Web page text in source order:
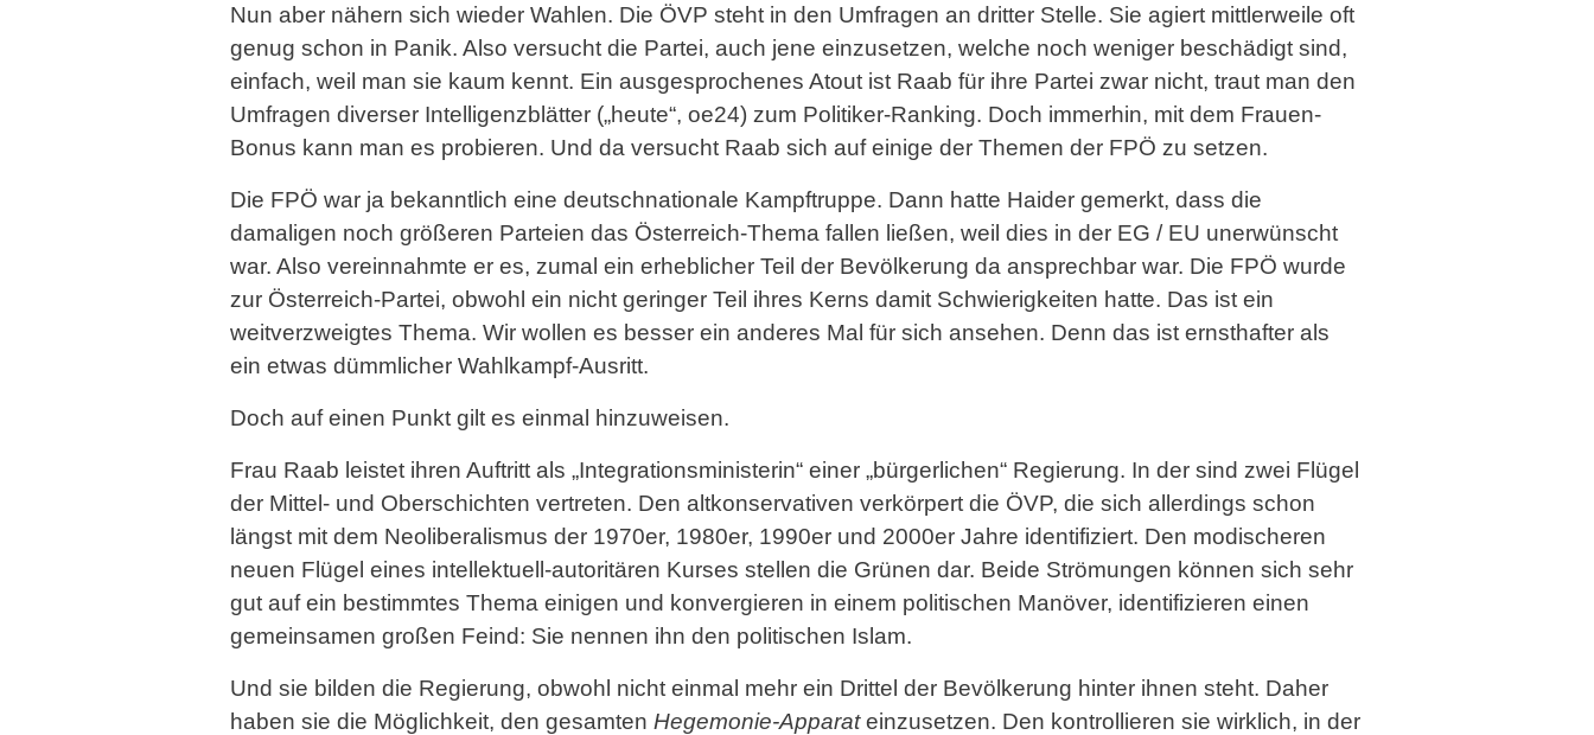
Nun aber nähern sich wieder Wahlen. Die ÖVP steht in den Umfragen an dritter Stelle. Sie agiert mittlerweile oft
genug schon in Panik. Also versucht die Partei, auch jene einzusetzen, welche noch weniger beschädigt sind,
einfach, weil man sie kaum kennt. Ein ausgesprochenes Atout ist Raab für ihre Partei zwar nicht, traut man den
Umfragen diverser Intelligenzblätter („heute“, oe24) zum Politiker-Ranking. Doch immerhin, mit dem Frauen-
Bonus kann man es probieren. Und da versucht Raab sich auf einige der Themen der FPÖ zu setzen.
Die FPÖ war ja bekanntlich eine deutschnationale Kampftruppe. Dann hatte Haider gemerkt, dass die
damaligen noch größeren Parteien das Österreich-Thema fallen ließen, weil dies in der EG / EU unerwünscht
war. Also vereinnahmte er es, zumal ein erheblicher Teil der Bevölkerung da ansprechbar war. Die FPÖ wurde
zur Österreich-Partei, obwohl ein nicht geringer Teil ihres Kerns damit Schwierigkeiten hatte. Das ist ein
weitverzweigtes Thema. Wir wollen es besser ein anderes Mal für sich ansehen. Denn das ist ernsthafter als
ein etwas dümmlicher Wahlkampf-Ausritt.
Doch auf einen Punkt gilt es einmal hinzuweisen.
Frau Raab leistet ihren Auftritt als „Integrationsministerin“ einer „bürgerlichen“ Regierung. In der sind zwei Flügel
der Mittel- und Oberschichten vertreten. Den altkonservativen verkörpert die ÖVP, die sich allerdings schon
längst mit dem Neoliberalismus der 1970er, 1980er, 1990er und 2000er Jahre identifiziert. Den modischeren
neuen Flügel eines intellektuell-autoritären Kurses stellen die Grünen dar. Beide Strömungen können sich sehr
gut auf ein bestimmtes Thema einigen und konvergieren in einem politischen Manöver, identifizieren einen
gemeinsamen großen Feind: Sie nennen ihn den politischen Islam.
Und sie bilden die Regierung, obwohl nicht einmal mehr ein Drittel der Bevölkerung hinter ihnen steht. Daher
haben sie die Möglichkeit, den gesamten Hegemonie-Apparateinzusetzen. Den kontrollieren sie wirklich, in der